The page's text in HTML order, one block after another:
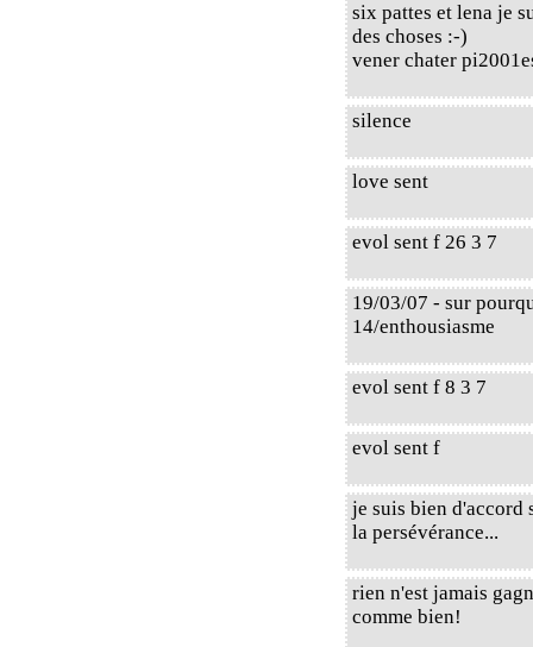
six pattes et lena je
des choses :-)
vener chater
silence
love sent
evol sent f 26 3 7
19/03/07 - sur
14/enthousiasme
evol sent f 8 3 7
evol sent f
je suis bien d'accord
la persévérance...
rien n'est jamais
comme bien!